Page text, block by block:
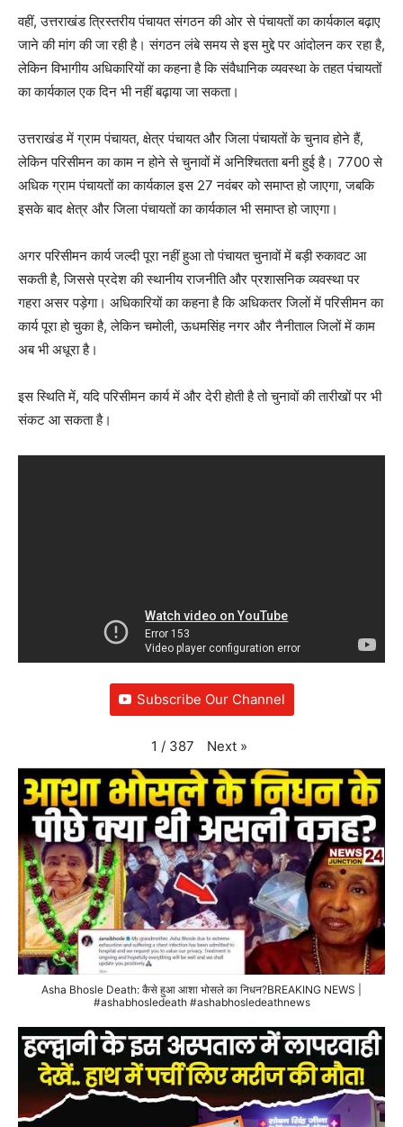
वहीं, उत्तराखंड त्रिस्तरीय पंचायत संगठन की ओर से पंचायतों का कार्यकाल बढ़ाए
जाने की मांग की जा रही है। संगठन लंबे समय से इस मुद्दे पर आंदोलन कर रहा है,
लेकिन विभागीय अधिकारियों का कहना है कि संवैधानिक व्यवस्था के तहत पंचायतों
का कार्यकाल एक दिन भी नहीं बढ़ाया जा सकता।
उत्तराखंड में ग्राम पंचायत, क्षेत्र पंचायत और जिला पंचायतों के चुनाव होने हैं,
लेकिन परिसीमन का काम न होने से चुनावों में अनिश्चितता बनी हुई है। 7700 से
अधिक ग्राम पंचायतों का कार्यकाल इस 27 नवंबर को समाप्त हो जाएगा, जबकि
इसके बाद क्षेत्र और जिला पंचायतों का कार्यकाल भी समाप्त हो जाएगा।
अगर परिसीमन कार्य जल्दी पूरा नहीं हुआ तो पंचायत चुनावों में बड़ी रुकावट आ
सकती है, जिससे प्रदेश की स्थानीय राजनीति और प्रशासनिक व्यवस्था पर
गहरा असर पड़ेगा। अधिकारियों का कहना है कि अधिकतर जिलों में परिसीमन का
कार्य पूरा हो चुका है, लेकिन चमोली, ऊधमसिंह नगर और नैनीताल जिलों में काम
अब भी अधूरा है।
इस स्थिति में, यदि परिसीमन कार्य में और देरी होती है तो चुनावों की तारीखों पर भी
संकट आ सकता है।
Subscribe Our Channel
1 / 387 Next »
Asha Bhosle Death: कैसे हुआ आशा भोसले का निधन?BREAKING NEWS |
#ashabhosledeath #ashabhosledeathnews